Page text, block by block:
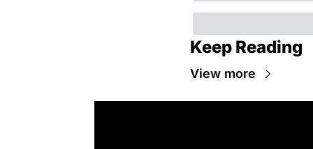
Keep Reading
View more